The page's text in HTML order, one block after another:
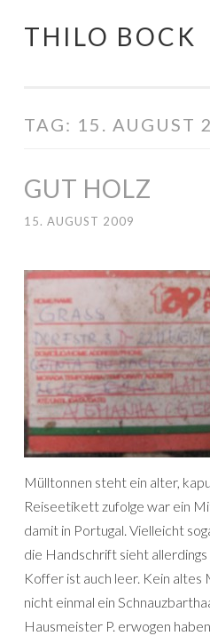
Springe
THILO BOCK
TAG: 15. AUGUST
GUT HOLZ
15. AUGUST 2009
Mülltonnen steht ein alter,
Reiseetikett zufolge war ein
damit in Portugal. Vielleicht
die Handschrift sieht
Koffer ist auch leer. Kein
nicht einmal ein
Hausmeister P. erwogen